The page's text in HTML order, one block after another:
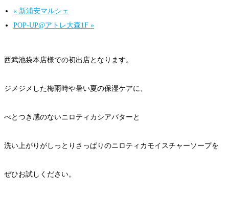
« 新浦安マルシェ
POP-UP@アトレ大森1F»
西武池袋本店様での初出店となります。
ジメジメした梅雨時や暑い夏の保湿ケアに、
べとつき感のないニロティカシアバターと
洗い上がりがしっとりさっぱりのニロティカモイスチャーソープを
ぜひお試しください。